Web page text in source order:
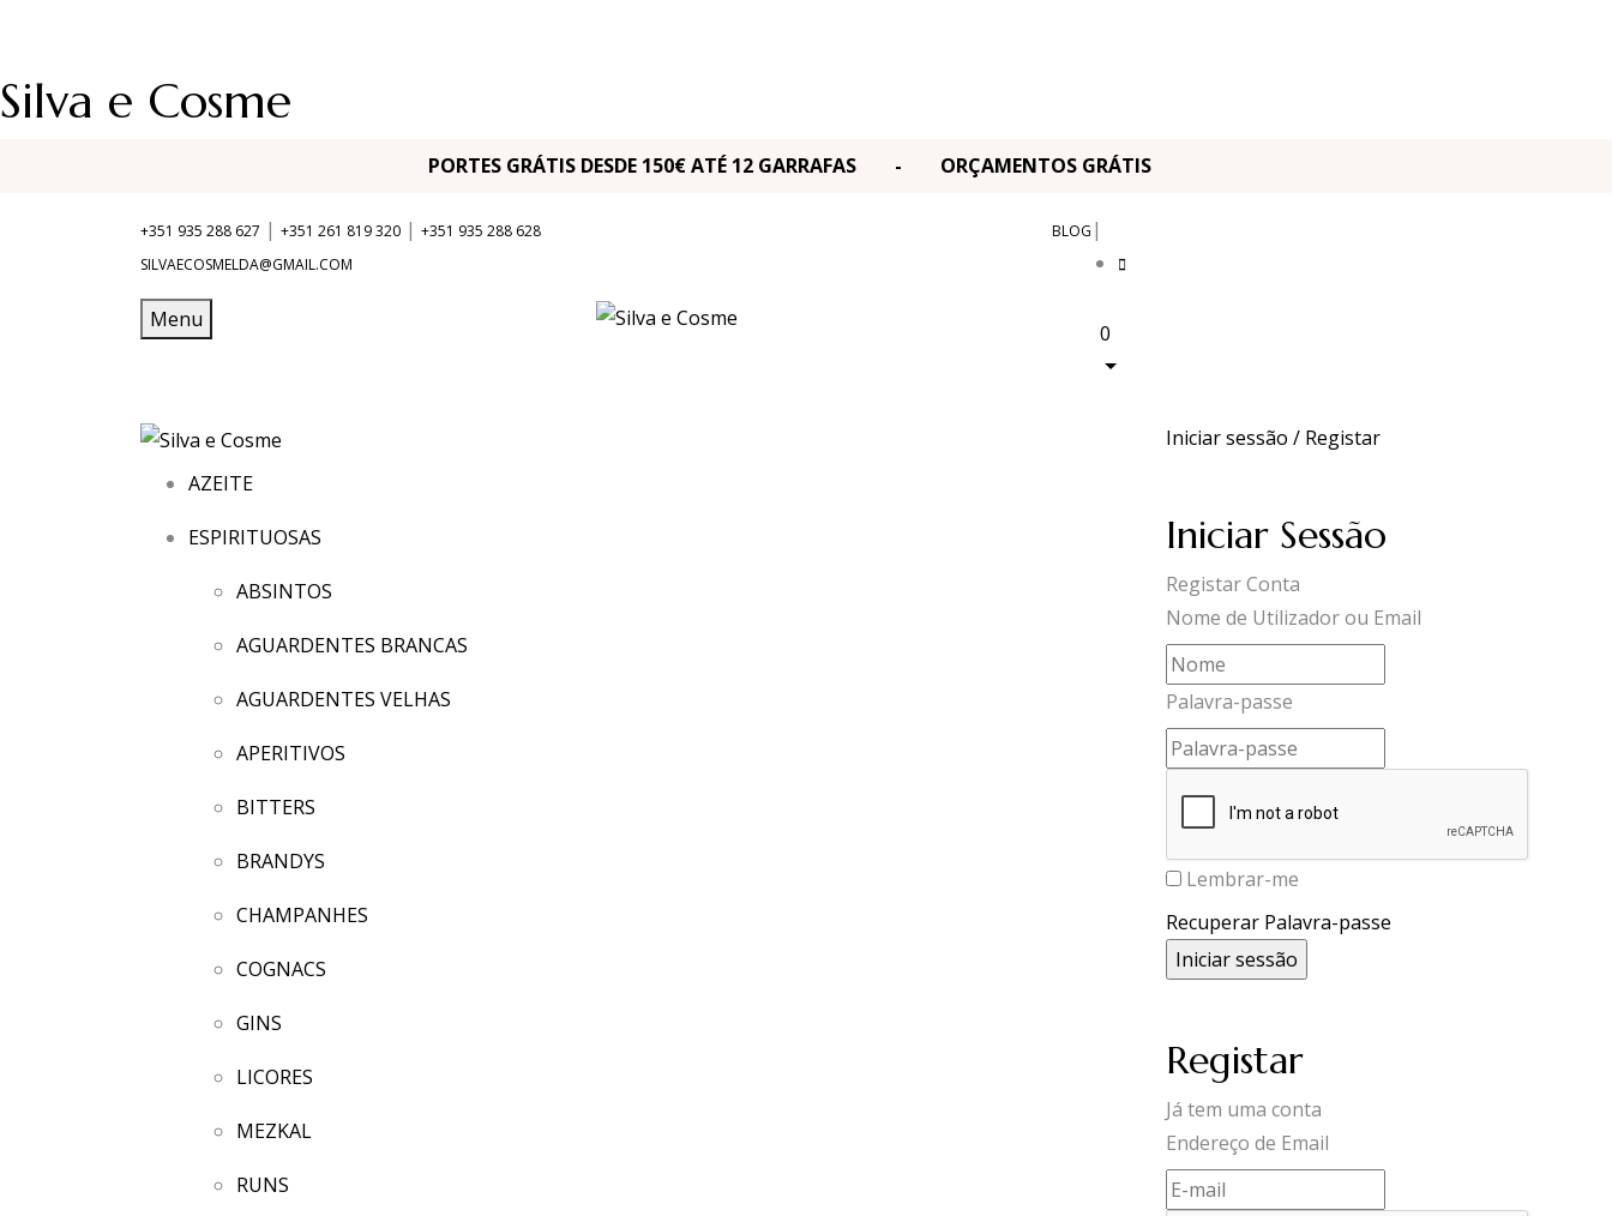
Silva e Cosme
PORTES GRÁTIS DESDE 150€ ATÉ 12 GARRAFAS - ORÇAMENTOS GRÁTIS
+351 935 288 627 | +351 261 819 320 | +351 935 288 628
SILVAECOSMELDA@GMAIL.COM
BLOG |
Menu
0
AZEITE
ESPIRITUOSAS
ABSINTOS
AGUARDENTES BRANCAS
AGUARDENTES VELHAS
APERITIVOS
BITTERS
BRANDYS
CHAMPANHES
COGNACS
GINS
LICORES
MEZKAL
RUNS
Iniciar sessão / Registar
Iniciar Sessão
Registar Conta
Nome de Utilizador ou Email
Palavra-passe
Lembrar-me
Recuperar Palavra-passe
Registar
Já tem uma conta
Endereço de Email